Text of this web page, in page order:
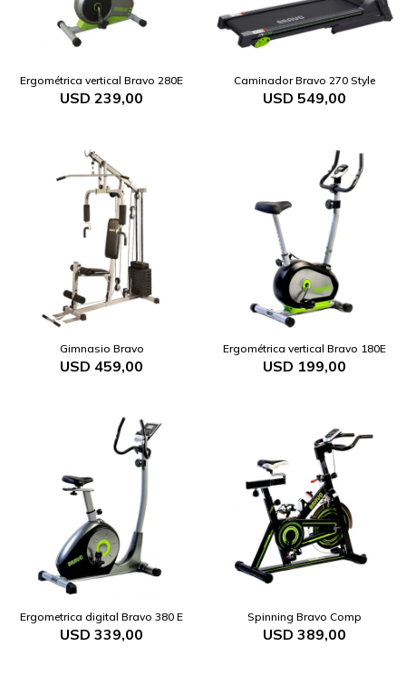
Ergométrica vertical Bravo 280E
USD 239,00
Caminador Bravo 270 Style
USD 549,00
Gimnasio Bravo
USD 459,00
Ergométrica vertical Bravo 180E
USD 199,00
Ergometrica digital Bravo 380 E
USD 339,00
Spinning Bravo Comp
USD 389,00